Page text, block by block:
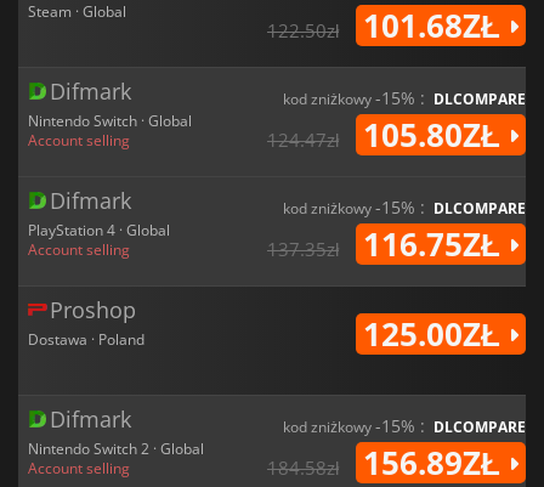
Steam · Global
122.50zł 101.68ZŁ
Difmark
Nintendo Switch · Global
Account selling
kod zniżkowy-15% : DLCOMPARE
124.47zł 105.80ZŁ
Difmark
PlayStation 4 · Global
Account selling
kod zniżkowy-15% : DLCOMPARE
137.35zł 116.75ZŁ
Proshop
Dostawa · Poland 125.00ZŁ
Difmark
Nintendo Switch 2 · Global
Account selling
kod zniżkowy-15% : DLCOMPARE
184.58zł 156.89ZŁ